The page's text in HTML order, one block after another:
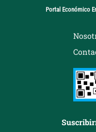
Portal Económico